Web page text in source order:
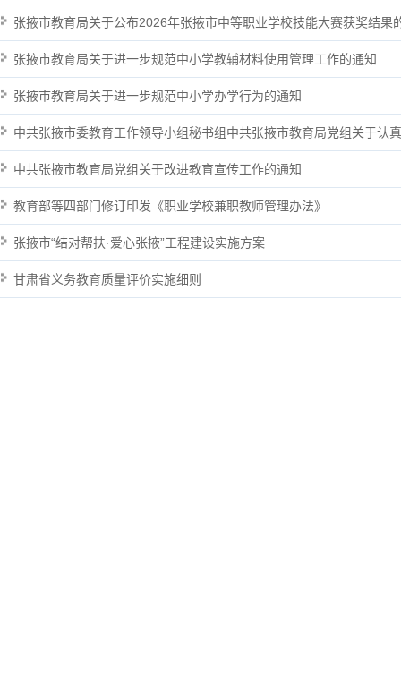
张掖市教育局关于公布2026年张掖市中等职业学校技能大赛获奖结果的通
张掖市教育局关于进一步规范中小学教辅材料使用管理工作的通知
张掖市教育局关于进一步规范中小学办学行为的通知
中共张掖市委教育工作领导小组秘书组中共张掖市教育局党组关于认真学习贯彻习近平总书记重要讲话和全国教育大会精神的通知
中共张掖市教育局党组关于改进教育宣传工作的通知
教育部等四部门修订印发《职业学校兼职教师管理办法》
张掖市“结对帮扶·爱心张掖”工程建设实施方案
甘肃省义务教育质量评价实施细则